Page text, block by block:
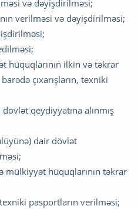
və dəyişdirilməsi;
verilməsi və dəyişdirilməsi;
hüquqlarının ilkin və təkrar
çıxarışların, texniki
qeydiyyatına alınmış
dair dövlət
mülkiyyət hüquqlarının təkrar
texniki pasportların verilməsi;